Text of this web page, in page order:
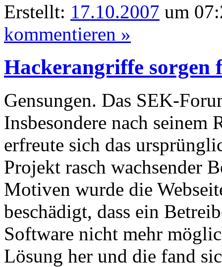
Erstellt: 17.10.2007 um
kommentieren »
Hackerangriffe sorgen
Gensungen. Das SEK-
Insbesondere nach seinem
erfreute sich das
Projekt rasch wachsender
Motiven wurde die
beschädigt, dass ein
Software nicht mehr
Lösung her und die fand